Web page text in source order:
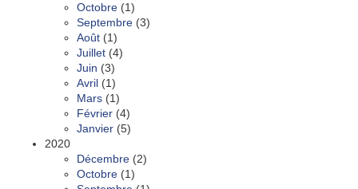
Octobre (1)
Septembre (3)
Août (1)
Juillet (4)
Juin (3)
Avril (1)
Mars (1)
Février (4)
Janvier (5)
2020
Décembre (2)
Octobre (1)